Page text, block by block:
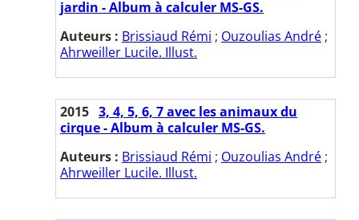
jardin - Album à calculer MS-GS.
Auteurs : Brissiaud Rémi ; Ouzoulias André ;
Ahrweiller Lucile. Illust.
2015 3, 4, 5, 6, 7 avec les animaux du
cirque - Album à calculer MS-GS.
Auteurs : Brissiaud Rémi ; Ouzoulias André ;
Ahrweiller Lucile. Illust.